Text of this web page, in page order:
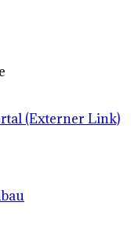
(Externer Link)